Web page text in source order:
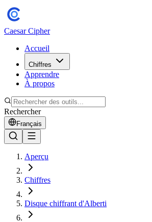
Caesar Cipher
Accueil
Chiffres
Apprendre
À propos
Rechercher
Français
Aperçu
Chiffres
Disque chiffrant d'Alberti